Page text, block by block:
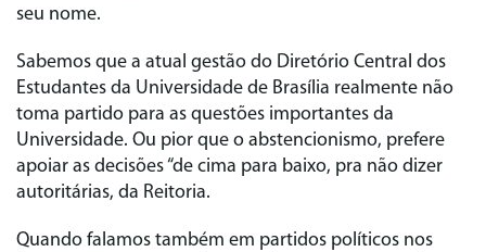
seu nome.
Sabemos que a atual gestão do Diretório Central dos
Estudantes da Universidade de Brasília realmente não
toma partido para as questões importantes da
Universidade. Ou pior que o abstencionismo, prefere
apoiar as decisões “de cima para baixo, pra não dizer
autoritárias, da Reitoria.
Quando falamos também em partidos políticos nos